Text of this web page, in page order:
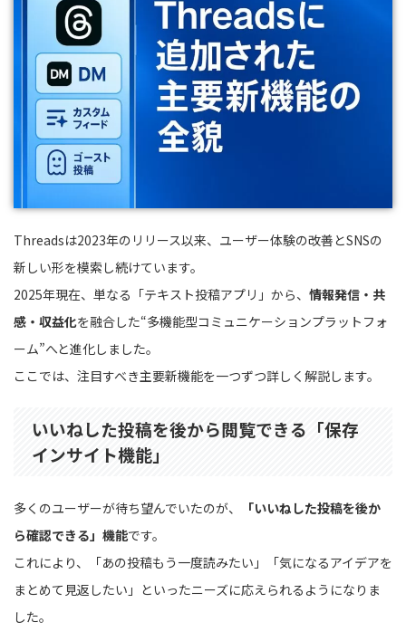
Threadsは2023年のリリース以来、ユーザー体験の改善とSNSの
新しい形を模索し続けています。
2025年現在、単なる「テキスト投稿アプリ」から、 情報発信・共
感・収益化を融合した“多機能型コミュニケーションプラットフォ
ーム”へと進化しました。
ここでは、注目すべき主要新機能を一つずつ詳しく解説します。
いいねした投稿を後から閲覧できる「保存
インサイト機能」
多くのユーザーが待ち望んでいたのが、
「いいねした投稿を後か
ら確認できる」機能です。
これにより、「あの投稿もう一度読みたい」「気になるアイデアを
まとめて見返したい」といったニーズに応えられるようになりま
した。